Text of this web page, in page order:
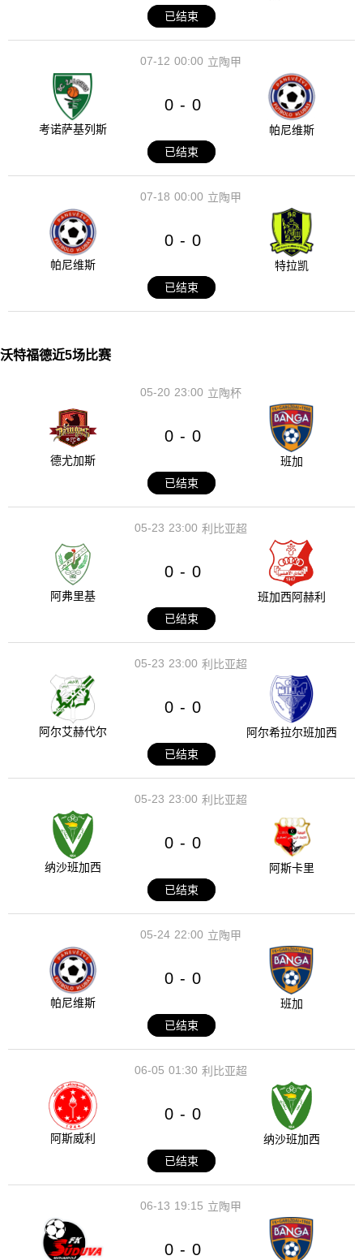
已结束
00:00
07-12 立陶甲
考诺萨基列斯
0 - 0
帕尼维斯
已结束
00:00
07-18 立陶甲
帕尼维斯
0 - 0
特拉凯
已结束
沃特福德近5场比赛
23:00
05-20 立陶杯
德尤加斯
0 - 0
班加
已结束
23:00
05-23 利比亚超
阿弗里基
0 - 0
班加西阿赫利
已结束
23:00
05-23 利比亚超
阿尔艾赫代尔
0 - 0
阿尔希拉尔班加西
已结束
23:00
05-23 利比亚超
纳沙班加西
0 - 0
阿斯卡里
已结束
22:00
05-24 立陶甲
帕尼维斯
0 - 0
班加
已结束
01:30
06-05 利比亚超
阿斯威利
0 - 0
纳沙班加西
已结束
19:15
06-13 立陶甲
0 - 0